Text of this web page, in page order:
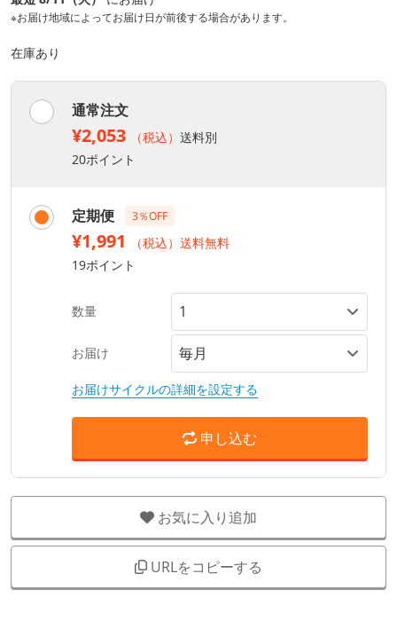
※お届け地域によってお届け日が前後する場合があります。
在庫あり
通常注文
¥2,053 （税込） 送料別
20ポイント
定期便 3％OFF
¥1,991
（税込）送料無料
19ポイント
数量
お届け
お届けサイクルの詳細を設定する
申し込む
お気に入り追加
URLをコピーする